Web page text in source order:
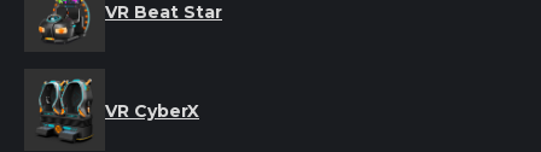
VR Beat Star
VR CyberX